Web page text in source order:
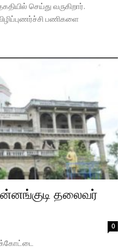
செய்து வருகிறார்.
பணிகளை
தலைவர்
0